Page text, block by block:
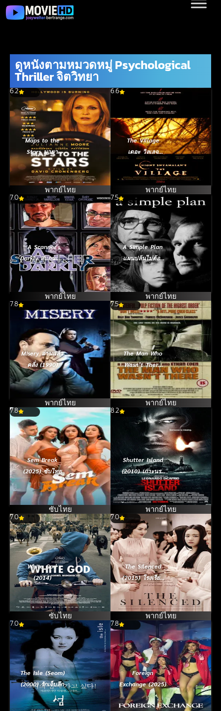
ดูหนังตามหมวดหมู่ Psychological
Thriller จิตวิทยา
6.2
Maps to the
Stars มายา
วิปลาส (2014)
พากย์ไทย
6.6
The Village
เดอะ วิลเลจ
หมู่บ้านสาปสยอง
(2004)
พากย์ไทย
7.0
A Scanner
Darkly สแกนเนอ
ร์ ดาร์คลี่ (2006)
พากย์ไทย
7.5
A Simple Plan
แผนปล้นไม่ต้อง
ปล้น (1998)
พากย์ไทย
7.8
Misery อ่านแล้ว
คลั่ง (1990)
พากย์ไทย
7.5
The Man Who
Wasn’t There
ปมฆ่า ปริศนา
อำพราง (2001)
พากย์ไทย
7.8
Sem Break
(2025) ซับไทย
ซับไทย
8.2
Shutter Island
(2010) เกาะนรก
ซ่อนทมิฬ
พากย์ไทย
7.0
White God
(2014)
ซับไทย
7.0
The Silenced
(2015) โรงเรียน
สยดสัญญาณสยอง
พากย์ไทย
7.0
The Isle (Seom)
(2000) รักเจ็บลึก
7.8
Foreign
Exchange (2025)